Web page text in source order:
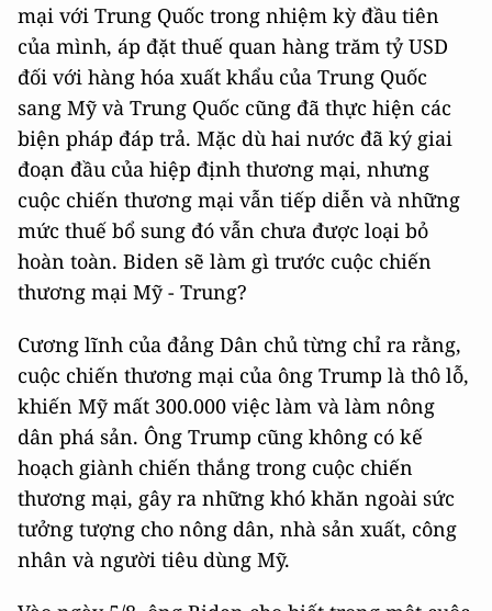
mại với Trung Quốc trong nhiệm kỳ đầu tiên
của mình, áp đặt thuế quan hàng trăm tỷ USD
đối với hàng hóa xuất khẩu của Trung Quốc
sang Mỹ và Trung Quốc cũng đã thực hiện các
biện pháp đáp trả. Mặc dù hai nước đã ký giai
đoạn đầu của hiệp định thương mại, nhưng
cuộc chiến thương mại vẫn tiếp diễn và những
mức thuế bổ sung đó vẫn chưa được loại bỏ
hoàn toàn. Biden sẽ làm gì trước cuộc chiến
thương mại Mỹ - Trung?
Cương lĩnh của đảng Dân chủ từng chỉ ra rằng,
cuộc chiến thương mại của ông Trump là thô lỗ,
khiến Mỹ mất 300.000 việc làm và làm nông
dân phá sản. Ông Trump cũng không có kế
hoạch giành chiến thắng trong cuộc chiến
thương mại, gây ra những khó khăn ngoài sức
tưởng tượng cho nông dân, nhà sản xuất, công
nhân và người tiêu dùng Mỹ.